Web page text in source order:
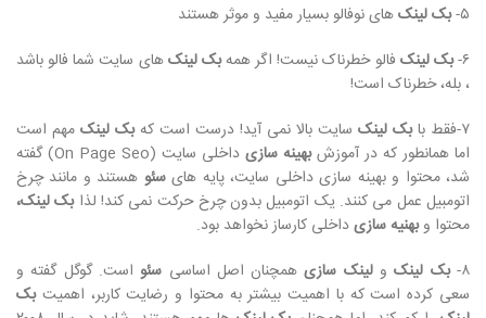
۵- بک لینکهای نوفالو بسیار مفید و موثر هستند
۶- بک لینک فالو خطرناک نیست! اگر همهبک لینکهای سایت شما فالو باشد
، بله، خطرناک است!
۷-فقط با
بک لینک سایت بالا نمی آید! درست است کهبک لینک مهم است
اما همانطور که در آموزشبهینه سازی
داخلی سایت (On Page Seo) گفته
شد، محتوا و بهینه سازی داخلی سایت، پایه هایسئو هستند و مانند چرخ
اتومبیل عمل می کنند. یک اتومبیل بدون چرخ حرکت نمی کند! لذابک لینک،
محتوا وبهنیه سازیداخلی کارساز نخواهد بود.
۸- بک لینکولینک سازیهمچنان اصل اساسی سئواست. گوگل گفته و
سعی کرده است که با اهمیت بیشتر به محتوا و رضایت کاربر، اهمیتبک